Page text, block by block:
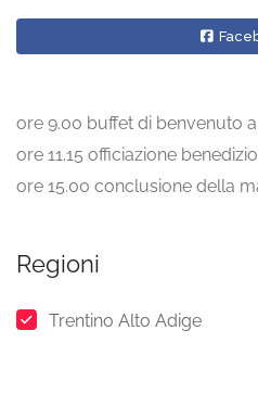
ore 9.00 buffet di benvenuto
ore 11.15 officiazione
ore 15.00 conclusione della
Regioni
Trentino Alto Adige